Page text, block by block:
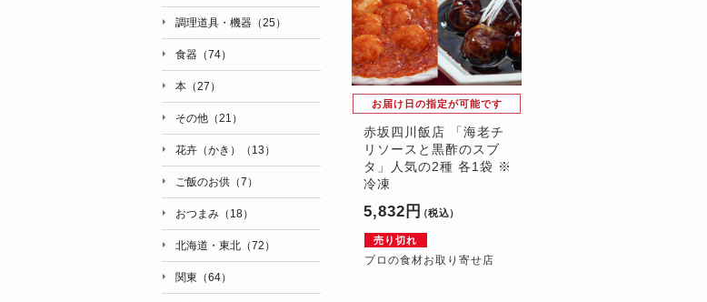
お届け日の指定が可能です
赤坂四川飯店 「海老チ
リソースと黒酢のスブ
タ」人気の2種 各1袋 ※
冷凍
5,832円（税込）
売り切れ
プロの食材お取り寄せ店
調理道具・機器（25）
食器（74）
本（27）
その他（21）
花卉（かき）（13）
ご飯のお供（7）
おつまみ（18）
北海道・東北（72）
関東（64）